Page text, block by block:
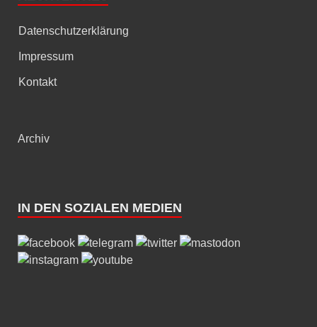
Datenschutzerklärung
Impressum
Kontakt
Archiv
IN DEN SOZIALEN MEDIEN